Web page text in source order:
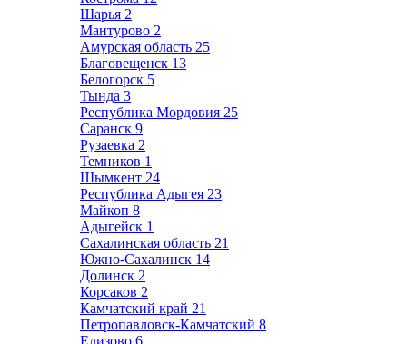
Шарья 2
Мантурово 2
Амурская область 25
Благовещенск 13
Белогорск 5
Тында 3
Республика Мордовия 25
Саранск 9
Рузаевка 2
Темников 1
Шымкент 24
Республика Адыгея 23
Майкоп 8
Адыгейск 1
Сахалинская область 21
Южно-Сахалинск 14
Долинск 2
Корсаков 2
Камчатский край 21
Петропавловск-Камчатский 8
Елизово 6